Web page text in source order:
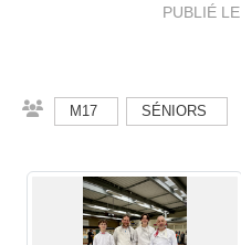
PUBLIÉ LE
M17 SÉNIORS